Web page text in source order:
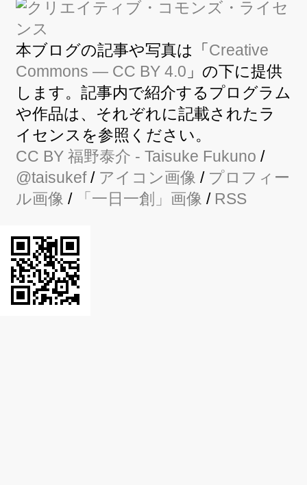
本ブログの記事や写真は「 Creative
Commons — CC BY 4.0 」の下に提供
します。記事内で紹介するプログラム
や作品は、それぞれに記載されたラ
イセンスを参照ください。
CC BY 福野泰介 - Taisuke Fukuno /
@taisukef/ アイコン画像 / プロフィー
ル画像 / 「一日一創」画像 / RSS